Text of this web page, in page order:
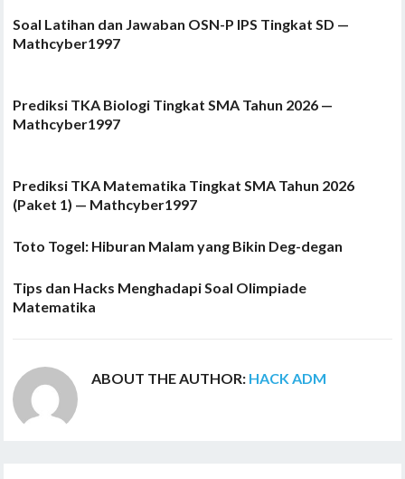
Soal Latihan dan Jawaban OSN-P IPS Tingkat SD —
Mathcyber1997
Prediksi TKA Biologi Tingkat SMA Tahun 2026 —
Mathcyber1997
Prediksi TKA Matematika Tingkat SMA Tahun 2026
(Paket 1) — Mathcyber1997
Toto Togel: Hiburan Malam yang Bikin Deg-degan
Tips dan Hacks Menghadapi Soal Olimpiade
Matematika
ABOUT THE AUTHOR: HACK ADM